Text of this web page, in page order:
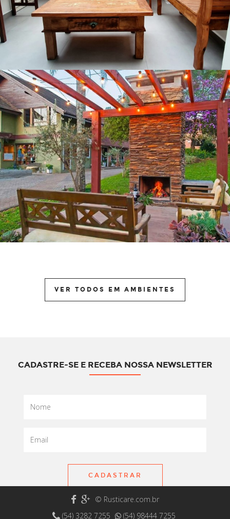
VER TODOS EM AMBIENTES
CADASTRE-SE E RECEBA NOSSA NEWSLETTER
CADASTRAR
© Rusticare.com.br
(54) 3282 7255
(54) 98444 7255